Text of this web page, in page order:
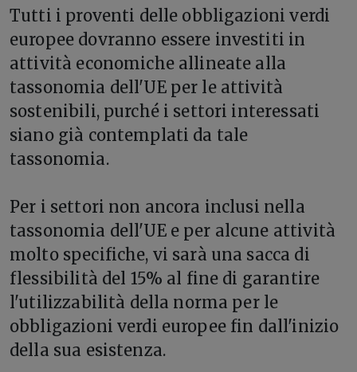
Tutti i proventi delle obbligazioni verdi
europee dovranno essere investiti in
attività economiche allineate alla
tassonomia dell'UE per le attività
sostenibili, purché i settori interessati
siano già contemplati da tale
tassonomia.
Per i settori non ancora inclusi nella
tassonomia dell'UE e per alcune attività
molto specifiche, vi sarà una sacca di
flessibilità del 15% al fine di garantire
l'utilizzabilità della norma per le
obbligazioni verdi europee fin dall'inizio
della sua esistenza.